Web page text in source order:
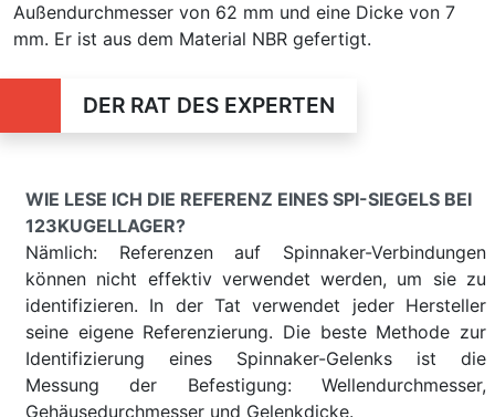
Außendurchmesser von 62 mm und eine Dicke von 7
mm. Er ist aus dem Material NBR gefertigt.
DER RAT DES EXPERTEN
WIE LESE ICH DIE REFERENZ EINES SPI-SIEGELS BEI
123KUGELLAGER?
Nämlich: Referenzen auf Spinnaker-Verbindungen
können nicht effektiv verwendet werden, um sie zu
identifizieren. In der Tat verwendet jeder Hersteller
seine eigene Referenzierung. Die beste Methode zur
Identifizierung eines Spinnaker-Gelenks ist die
Messung der Befestigung: Wellendurchmesser,
Gehäusedurchmesser und Gelenkdicke.